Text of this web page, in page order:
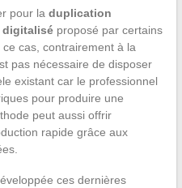
pour la duplication
digitaliséproposé par certains
cas, contrairement à la
pas nécessaire de disposer
existant car le professionnel
pour produire une
peut aussi offrir
rapide grâce aux
ces dernières